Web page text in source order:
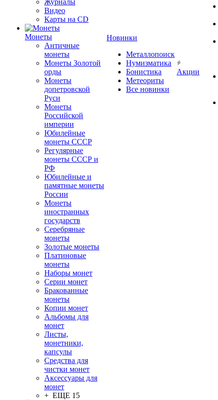
Журналы
Видео
Карты на CD
Монеты
Античные
монеты
Монеты Золотой
орды
Монеты
допетровской
Руси
Монеты
Российской
империи
Юбилейные
монеты СССР
Регулярные
монеты СССР и
РФ
Юбилейные и
памятные монеты
России
Монеты
иностранных
государств
Серебряные
монеты
Золотые монеты
Платиновые
монеты
Наборы монет
Серии монет
Бракованные
монеты
Копии монет
Альбомы для
монет
Листы,
монетники,
капсулы
Средства для
чистки монет
Аксессуары для
монет
+ ЕЩЕ 15
Новинки
Металлопоиск
Нумизматика
Бонистика
Метеориты
Все новинки
Акции